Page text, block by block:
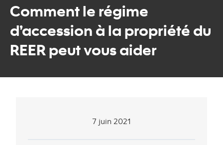
Comment le régime
d’accession à la propriété du
REER peut vous aider
7 juin 2021